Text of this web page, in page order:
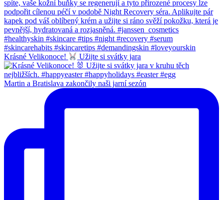
Krásné Velikonoce! Užijte si svátky jara
Martin a Bratislava zakončily naši jarní sezón